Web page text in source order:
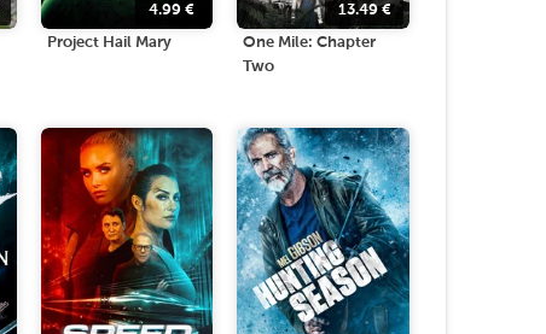
4.99 €
Project Hail Mary
13.49€
One Mile: Chapter
Two